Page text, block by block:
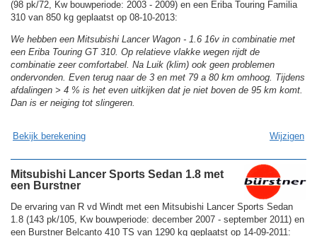
(98 pk/72, Kw bouwperiode: 2003 - 2009) en een Eriba Touring Familia
310 van 850 kg geplaatst op 08-10-2013:
We hebben een Mitsubishi Lancer Wagon - 1.6 16v in combinatie met
een Eriba Touring GT 310. Op relatieve vlakke wegen rijdt de
combinatie zeer comfortabel. Na Luik (klim) ook geen problemen
ondervonden. Even terug naar de 3 en met 79 a 80 km omhoog. Tijdens
afdalingen > 4 % is het even uitkijken dat je niet boven de 95 km komt.
Dan is er neiging tot slingeren.
Bekijk berekening Wijzigen
Mitsubishi Lancer Sports Sedan 1.8 met
een Burstner
De ervaring van R vd Windt met een Mitsubishi Lancer Sports Sedan
1.8 (143 pk/105, Kw bouwperiode: december 2007 - september 2011) en
een Burstner Belcanto 410 TS van 1290 kg geplaatst op 14-09-2011: